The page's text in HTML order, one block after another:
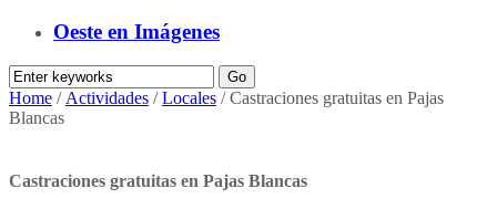
Oeste en Imágenes
Home / Actividades /Locales /Castraciones gratuitas en Pajas
Blancas
Castraciones gratuitas en Pajas Blancas